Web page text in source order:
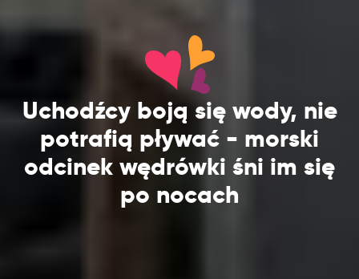
Uchodźcy boją się wody, nie
potrafią pływać - morski
odcinek wędrówki śni im się
po nocach